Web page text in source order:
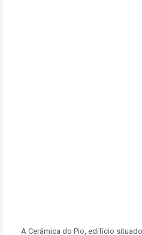
A Cerâmica do Pio, edifício